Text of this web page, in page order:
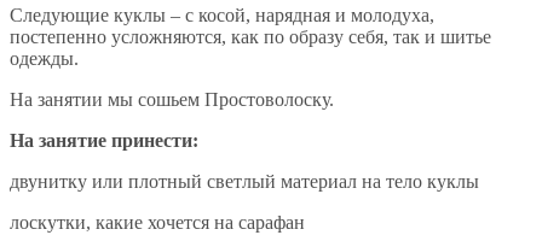
Следующие куклы – с косой, нарядная и молодуха,
постепенно усложняются, как по образу себя, так и шитье
одежды.
На занятии мы сошьем Простоволоску.
На занятие принести:
двунитку или плотный светлый материал на тело куклы
лоскутки, какие хочется на сарафан